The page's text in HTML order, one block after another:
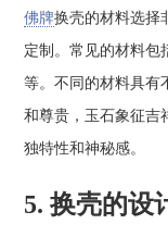
佛牌换壳的材料选择
定制。常见的材料包
等。不同的材料具有
和尊贵，玉石象征吉
独特性和神秘感。
5. 换壳的设